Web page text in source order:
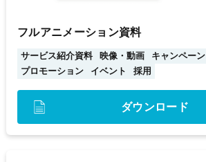
フルアニメーション資料
サービス紹介資料 映像・動画 キャンペーン
プロモーション
イベント 採用
ダウンロード